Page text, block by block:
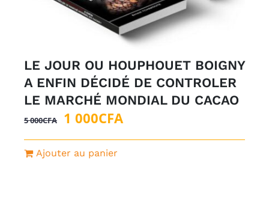
LE JOUR OU HOUPHOUET BOIGNY
A ENFIN DÉCIDÉ DE CONTROLER
LE MARCHÉ MONDIAL DU CACAO
5 000CFA
Le
prix
initial
1 000CFALe
prix
Ajouter au panier